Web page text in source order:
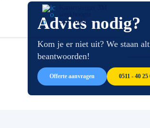
Skyworks
afbeeldingen-
Advies nodig?
Kom je er niet uit? We staan
beantwoorden!
Offerte aanvragen 0511 - 40 25